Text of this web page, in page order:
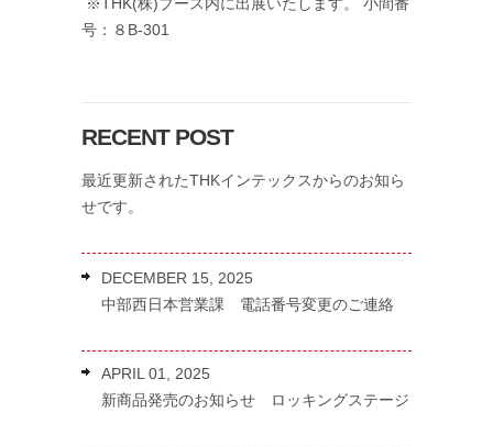
号：８B-301
RECENT POST
最近更新されたTHKインテックスからのお知ら
せです。
DECEMBER 15, 2025
中部西日本営業課 電話番号変更のご連絡
APRIL 01, 2025
新商品発売のお知らせ ロッキングステージ